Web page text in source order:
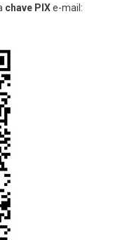
chave PIXe-mail: